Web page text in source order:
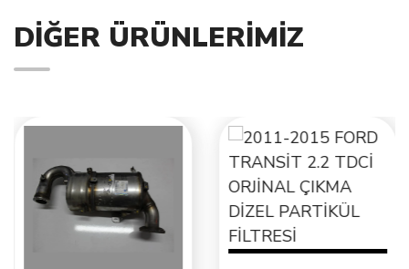
DIĞER ÜRÜNLERIMIZ